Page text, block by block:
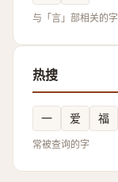
与「言」部相关的字
热搜
一 爱 福
常被查询的字